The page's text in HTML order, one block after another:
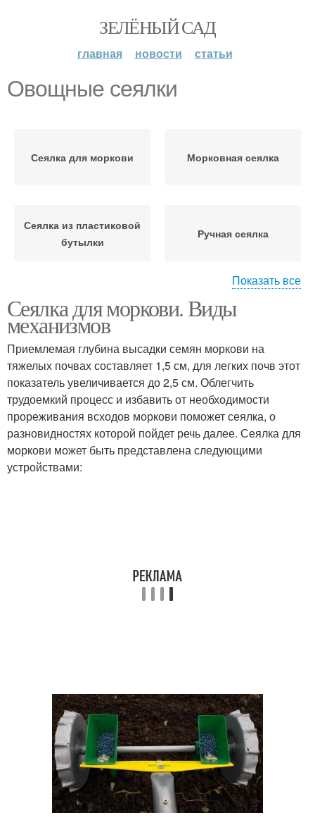
ЗЕЛЁНЫЙ САД
главная новости статьи
Овощные сеялки
Сеялка для моркови Морковная сеялка
Сеялка из пластиковой
бутылки
Ручная сеялка
Сеялка для морковки
Показать все
Сеялка для моркови. Виды
механизмов
Приемлемая глубина высадки семян моркови на
тяжелых почвах составляет 1,5 см, для легких почв этот
показатель увеличивается до 2,5 см. Облегчить
трудоемкий процесс и избавить от необходимости
прореживания всходов моркови поможет сеялка, о
разновидностях которой пойдет речь далее. Сеялка для
моркови может быть представлена следующими
устройствами: